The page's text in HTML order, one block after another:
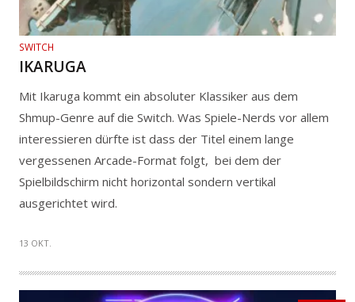
SWITCH
IKARUGA
Mit Ikaruga kommt ein absoluter Klassiker aus dem
Shmup-Genre auf die Switch. Was Spiele-Nerds vor allem
interessieren dürfte ist dass der Titel einem lange
vergessenen Arcade-Format folgt, bei dem der
Spielbildschirm nicht horizontal sondern vertikal
ausgerichtet wird.
13 OKT.